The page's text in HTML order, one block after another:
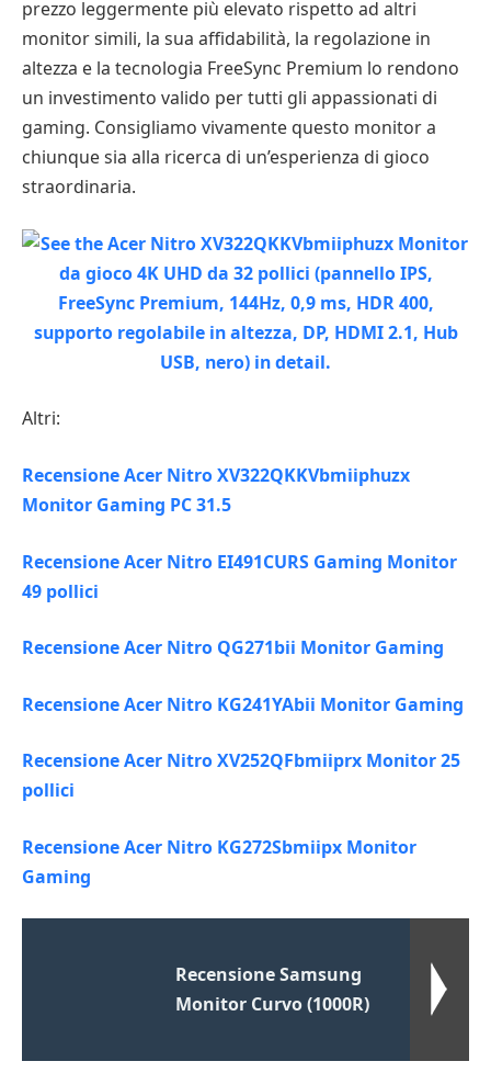
prezzo leggermente più elevato rispetto ad altri
monitor simili, la sua affidabilità, la regolazione in
altezza e la tecnologia FreeSync Premium lo rendono
un investimento valido per tutti gli appassionati di
gaming. Consigliamo vivamente questo monitor a
chiunque sia alla ricerca di un’esperienza di gioco
straordinaria.
Altri:
Recensione Acer Nitro XV322QKKVbmiiphuzx
Monitor Gaming PC 31.5
Recensione Acer Nitro EI491CURS Gaming Monitor
49 pollici
Recensione Acer Nitro QG271bii Monitor Gaming
Recensione Acer Nitro KG241YAbii Monitor Gaming
Recensione Acer Nitro XV252QFbmiiprx Monitor 25
pollici
Recensione Acer Nitro KG272Sbmiipx Monitor
Gaming
Recensione Samsung
Monitor Curvo (1000R)